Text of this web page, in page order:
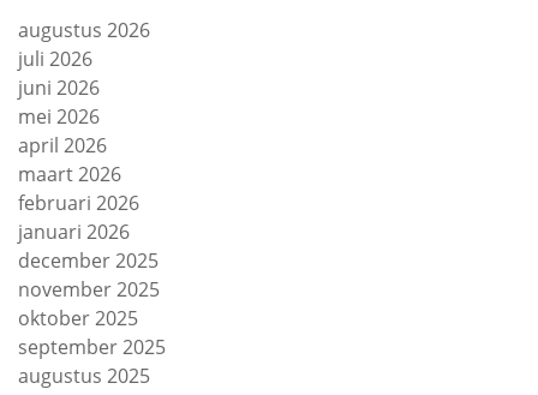
augustus 2026
juli 2026
juni 2026
mei 2026
april 2026
maart 2026
februari 2026
januari 2026
december 2025
november 2025
oktober 2025
september 2025
augustus 2025